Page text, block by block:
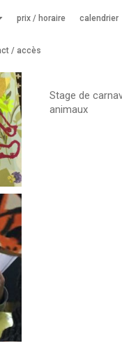
prix / horaire calendrier
/ accès
Stage de
animaux